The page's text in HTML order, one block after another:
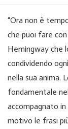
“Ora non è
che puoi fare
Hemingway che
condividendo
nella sua anima.
fondamentale
accompagnato
motivo le frasi